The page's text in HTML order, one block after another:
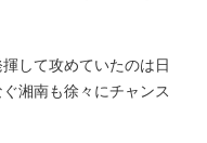
して攻めていたのは日
湘南も徐々にチャンス